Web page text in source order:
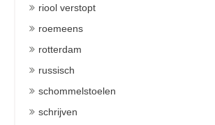
riool verstopt
roemeens
rotterdam
russisch
schommelstoelen
schrijven